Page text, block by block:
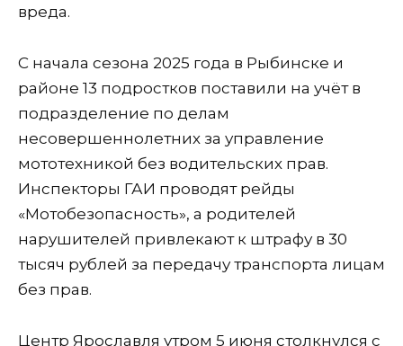
вреда.
С начала сезона 2025 года в Рыбинске и
районе 13 подростков поставили на учёт в
подразделение по делам
несовершеннолетних за управление
мототехникой без водительских прав.
Инспекторы ГАИ проводят рейды
«Мотобезопасность», а родителей
нарушителей привлекают к штрафу в 30
тысяч рублей за передачу транспорта лицам
без прав.
Центр Ярославля утром 5 июня столкнулся с